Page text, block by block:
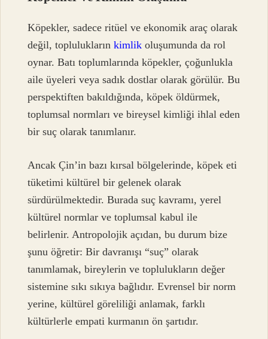
Köpekler, sadece ritüel ve ekonomik araç olarak
değil, topluluklarınkimlik oluşumunda da rol
oynar. Batı toplumlarında köpekler, çoğunlukla
aile üyeleri veya sadık dostlar olarak görülür. Bu
perspektiften bakıldığında, köpek öldürmek,
toplumsal normları ve bireysel kimliği ihlal eden
bir suç olarak tanımlanır.
Ancak Çin’in bazı kırsal bölgelerinde, köpek eti
tüketimi kültürel bir gelenek olarak
sürdürülmektedir. Burada suç kavramı, yerel
kültürel normlar ve toplumsal kabul ile
belirlenir. Antropolojik açıdan, bu durum bize
şunu öğretir: Bir davranışı “suç” olarak
tanımlamak, bireylerin ve toplulukların değer
sistemine sıkı sıkıya bağlıdır. Evrensel bir norm
yerine, kültürel göreliliği anlamak, farklı
kültürlerle empati kurmanın ön şartıdır.